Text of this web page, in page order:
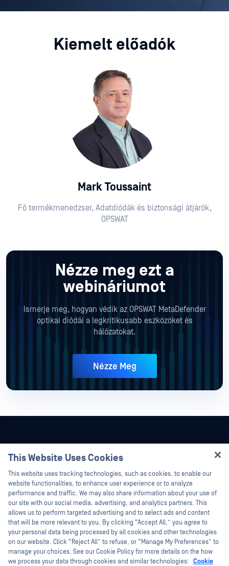
Kiemelt előadók
Mark Toussaint
Fő termékmenedzser, Adatdiódák és biztonsági átjárók,
OPSWAT
Nézze meg ezt a
webináriumot
Ismerje meg, hogyan védik az OPSWAT MetaDefender
optikai diódái a legkritikusabb eszközöket és
hálózatokat.
Nézze Meg
©2026 OPSWAT . Minden jog fenntartva. OPSWAT, MetaDefender, Metascan,
MetaAccess, az OPSWAT , Trust no File. Trust No Device., OPSWAT , Protecting the
World's Critical Infrastructure, Deep CDR™ Technology, InQuest, az InQuest logó,
This Website Uses Cookies
This website uses tracking technologies, such as cookies, to enable our
website functionalities, to enhance user experience or to analyze
performance and traffic. We may also share information about your use of
our site with our social media, advertising, and analytics partners. This
allows us to perform targeted advertising and to select ads and content
that will be more relevant to you. By clicking “Accept All,” you agree to
your personal data being processed by all cookies and other technologies
on our website. Click “Reject All” to refuse, or “Manage My Preferences” to
manage your choices. See our Cookie Policy for more details on the how
we process your data through cookies and similar technologies: Cookie
Hey there!
I'm Ozzy, your OPSWAT virtual assistant.
How can I help you secure what's critical
today?